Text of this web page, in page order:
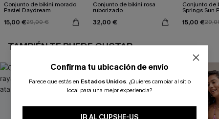
Conjunto de bikini morado
Pastel Daydream
15,00 €29,00 €
Conjunto de bikini rosa
ruborizado
32,00 €
Conjunto de
Springs Sun
15,00 €
TAMBIÉN TE PUEDE GUSTAR
Confirma tu ubicación de envío
Parece que estás en Estados Unidos. ¿Quieres cambiar al sitio
local para una mejor experiencia?
IR AL CUPSHE-US